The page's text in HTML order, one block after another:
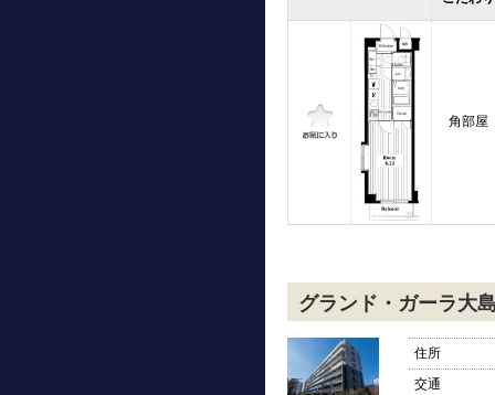
角部屋
グランド・ガーラ大
住所
交通